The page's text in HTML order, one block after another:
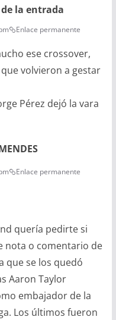
la entrada
Enlace permanente
ese crossover,
volvieron a gestar
Pérez dejó la vara
Enlace permanente
quería pedirte si
nota o comentario de
que se los quedó
Aaron Taylor
embajador de la
Los últimos fueron